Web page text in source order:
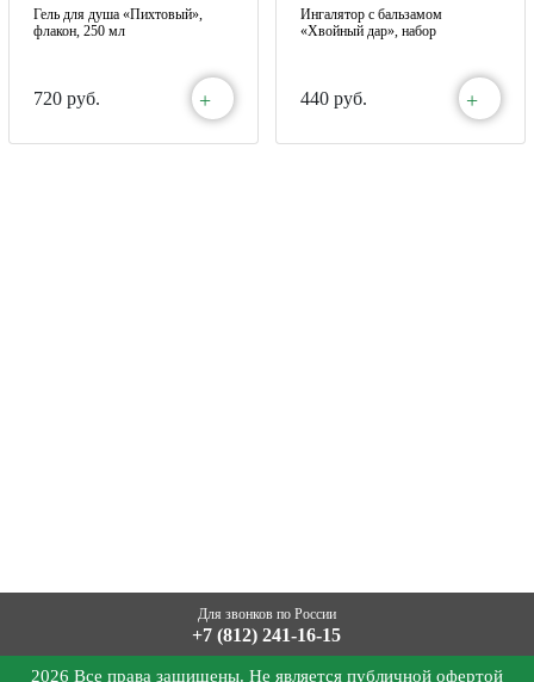
Гель для душа «Пихтовый»,
флакон, 250 мл
720 руб. +
Ингалятор с бальзамом
«Хвойный дар», набор
440 руб. +
Для звонков по России
+7 (812) 241-16-15
2026 Все права защищены. Не является публичной офертой